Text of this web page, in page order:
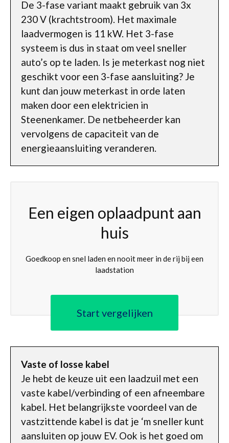
De 3-fase variant maakt gebruik van 3x
230 V (krachtstroom). Het maximale
laadvermogen is 11 kW. Het 3-fase
systeem is dus in staat om veel sneller
auto’s op te laden. Is je meterkast nog niet
geschikt voor een 3-fase aansluiting? Je
kunt dan jouw meterkast in orde laten
maken door een elektricien in
Steenenkamer. De netbeheerder kan
vervolgens de capaciteit van de
energieaansluiting veranderen.
Een eigen oplaadpunt aan
huis
Goedkoop en snel laden en nooit meer in de rij bij een
laadstation
Start vergelijken
Vaste of losse kabel
Je hebt de keuze uit een laadzuil met een
vaste kabel/verbinding of een afneembare
kabel. Het belangrijkste voordeel van de
vastzittende kabel is dat je ‘m sneller kunt
aansluiten op jouw EV. Ook is het goed om